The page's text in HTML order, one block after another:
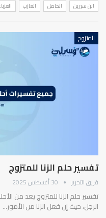
ابن سيرين الحامل العازب
المتزوج
تفسير حلم الزنا للمتزوج
فريق التحرير 30 أغسطس 2025
تفسير حلم الزنا للمتزوج يعد من
الرجل، حيث إن فعل الزنا من الأمور…